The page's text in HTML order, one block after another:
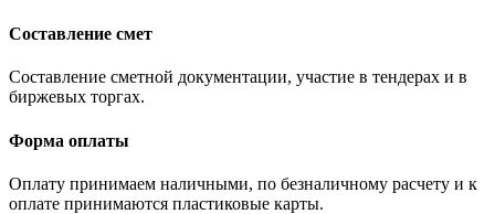
Составление смет
Составление сметной документации, участие в тендерах и в
биржевых торгах.
Форма оплаты
Оплату принимаем наличными, по безналичному расчету и к
оплате принимаются пластиковые карты.